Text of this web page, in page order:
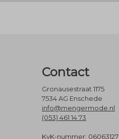
Contact
Gronausestraat 1175
7534 AG Enschede
info@mengermode.nl
(053) 461 14 73
KvK-nummer: 06063127